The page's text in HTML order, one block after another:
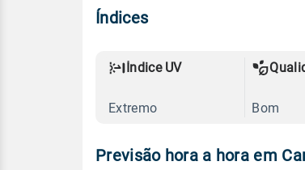
Índices
Índice UV
Extremo Bom
Previsão hora a hora em